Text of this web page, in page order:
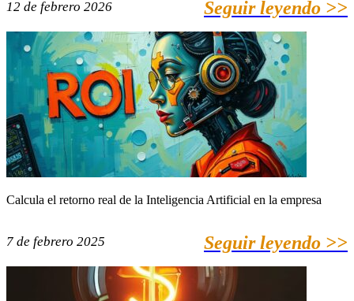
12 de febrero 2026 Seguir leyendo >>
Calcula el retorno real de la Inteligencia Artificial en la empresa
7 de febrero 2025 Seguir leyendo >>